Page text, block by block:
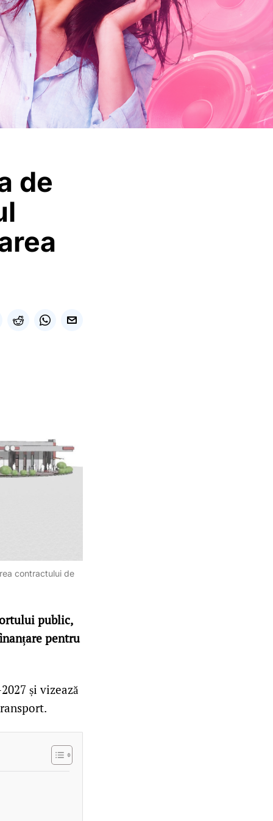
de
contractului de
public,
pentru
și vizează